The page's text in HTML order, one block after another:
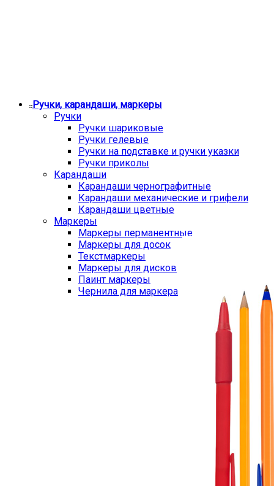
Ручки, карандаши, маркеры
Ручки
Ручки шариковые
Ручки гелевые
Ручки на подставке и ручки указки
Ручки приколы
Карандаши
Карандаши чернографитные
Карандаши механические и грифели
Карандаши цветные
Маркеры
Маркеры перманентные
Маркеры для досок
Текстмаркеры
Маркеры для дисков
Паинт маркеры
Чернила для маркера